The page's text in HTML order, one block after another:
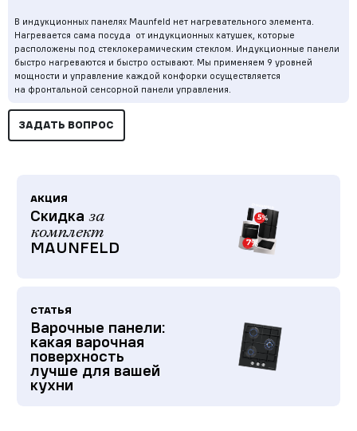
В индукционных панелях Maunfeld нет нагревательного элемента.
Нагревается сама посуда от индукционных катушек, которые
расположены под стеклокерамическим стеклом. Индукционные панели
быстро нагреваются и быстро остывают. Мы применяем 9 уровней
мощности и управление каждой конфорки осуществляется
на фронтальной сенсорной панели управления.
ЗАДАТЬ ВОПРОС
АКЦИЯ
Скидка за
комплект
MAUNFELD
СТАТЬЯ
Варочные панели:
какая варочная
поверхность
лучше для вашей
кухни